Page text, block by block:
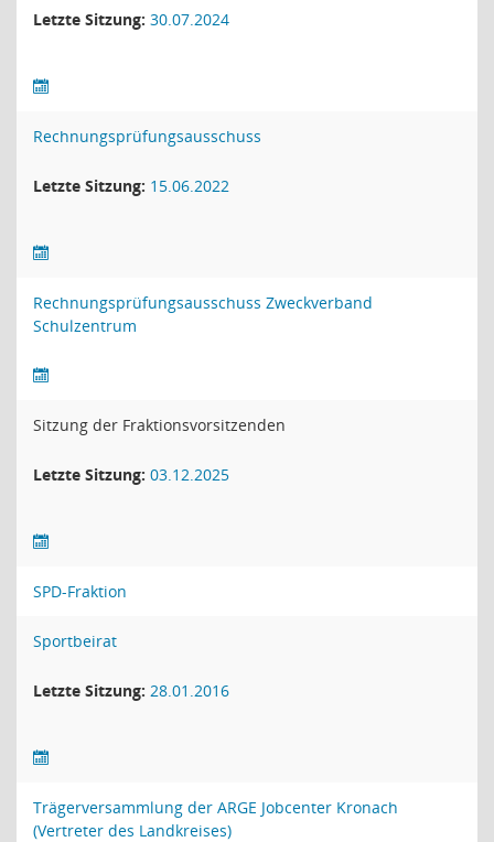
Letzte Sitzung: 30.07.2024
Rechnungsprüfungsausschuss
Letzte Sitzung: 15.06.2022
Rechnungsprüfungsausschuss Zweckverband
Schulzentrum
Sitzung der Fraktionsvorsitzenden
Letzte Sitzung: 03.12.2025
SPD-Fraktion
Sportbeirat
Letzte Sitzung: 28.01.2016
Trägerversammlung der ARGE Jobcenter Kronach
(Vertreter des Landkreises)